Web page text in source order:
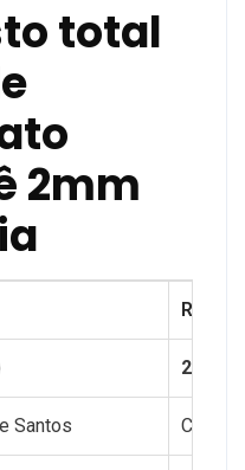
total
2mm
2–3
Santos